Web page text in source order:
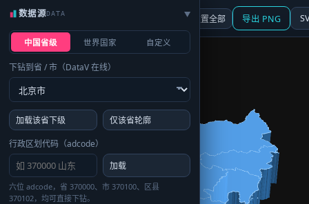
☰ 面板 地图 重置全部 导出 PNG
数据源DATA ▶
中国省级 世界国家 自定义
下钻到省 / 市（DataV 在线）
加载该省下级
仅该省轮廓
行政区划代码（adcode）
加载
六位 adcode，省 370000、市 370100、区县
370102，均可直接下钻。